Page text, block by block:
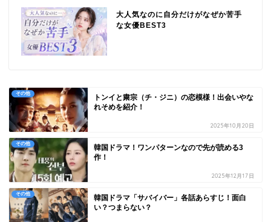
大人気なのに自分だけがなぜか苦手
な女優BEST3
その他
トンイと粛宗（チ・ジニ）の恋模様！出会いやな
れそめを紹介！
2025年10月20日
その他
韓国ドラマ！ワンパターンなので先が読める3
作！
2025年12月17日
その他
韓国ドラマ「サバイバー」各話あらすじ！面白
い？つまらない？